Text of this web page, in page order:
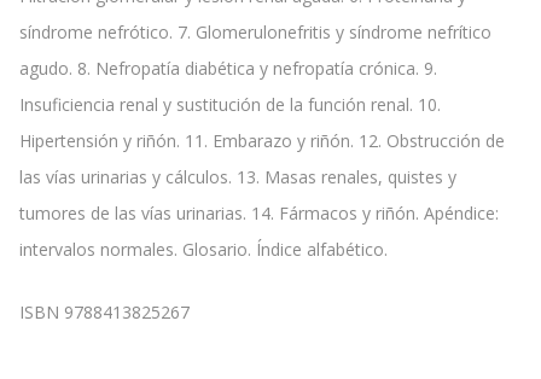
síndrome nefrótico. 7. Glomerulonefritis y síndrome nefrítico
agudo. 8. Nefropatía diabética y nefropatía crónica. 9.
Insuficiencia renal y sustitución de la función renal. 10.
Hipertensión y riñón. 11. Embarazo y riñón. 12. Obstrucción de
las vías urinarias y cálculos. 13. Masas renales, quistes y
tumores de las vías urinarias. 14. Fármacos y riñón. Apéndice:
intervalos normales. Glosario. Índice alfabético.
ISBN 9788413825267